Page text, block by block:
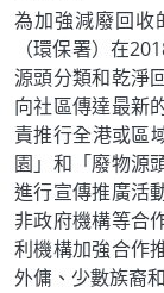
為加強減廢回收
（環保署）在
源頭分類和乾淨
向社區傳達最新
責推行全港或區
園」和「廢物源
進行宣傳推廣活
非政府機構等合
利機構加強合作
外傭、少數族裔